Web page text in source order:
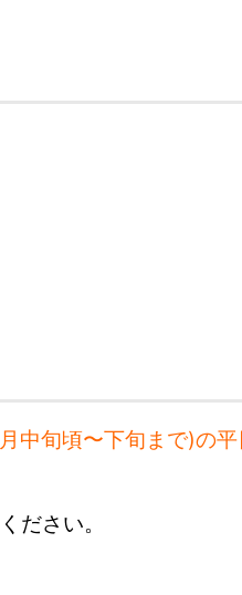
中旬頃〜下旬まで)の平
ださい。